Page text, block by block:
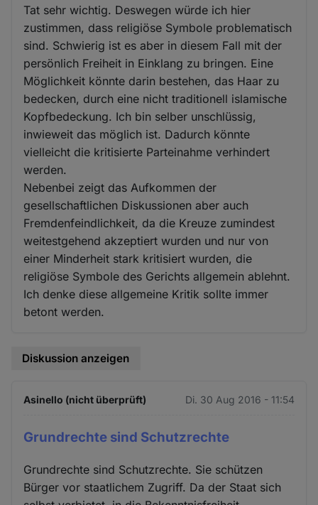
Tat sehr wichtig. Deswegen würde ich hier
zustimmen, dass religiöse Symbole problematisch
sind. Schwierig ist es aber in diesem Fall mit der
persönlich Freiheit in Einklang zu bringen. Eine
Möglichkeit könnte darin bestehen, das Haar zu
bedecken, durch eine nicht traditionell islamische
Kopfbedeckung. Ich bin selber unschlüssig,
inwieweit das möglich ist. Dadurch könnte
vielleicht die kritisierte Parteinahme verhindert
werden.
Nebenbei zeigt das Aufkommen der
gesellschaftlichen Diskussionen aber auch
Fremdenfeindlichkeit, da die Kreuze zumindest
weitestgehend akzeptiert wurden und nur von
einer Minderheit stark kritisiert wurden, die
religiöse Symbole des Gerichts allgemein ablehnt.
Ich denke diese allgemeine Kritik sollte immer
betont werden.
Diskussion anzeigen
Asinello (nicht überprüft) Di. 30 Aug 2016 - 11:54
Grundrechte sind Schutzrechte
Grundrechte sind Schutzrechte. Sie schützen
Bürger vor staatlichem Zugriff. Da der Staat sich